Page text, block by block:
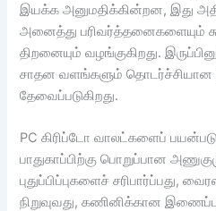
இயக்க அனுமதிக்கின்றன, இது
அனைத்து பரிவர்த்தனைகளையும்
திறனையும் வழங்குகிறது.
சாதன வளங்களும் தொடர்ச்சியான
தேவைப்படுகிறது.
PC கிரிப்டோ வாலட்களைப்
பாதுகாப்பிற்கு பொறுப்பான
புதுப்பிப்புகளைச் சரிபார்ப்பது,
நிறுவுவது, கணினிக்கான